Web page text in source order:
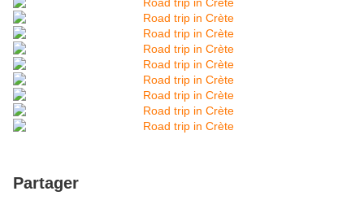
Partager